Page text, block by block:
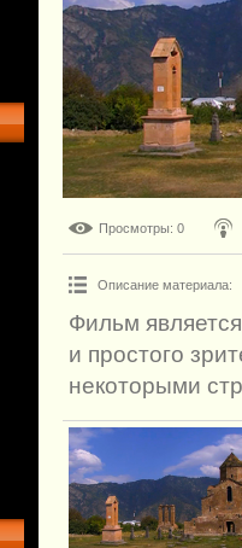
Просмотры: 0
Описание материала:
Фильм
и простого
некоторыми